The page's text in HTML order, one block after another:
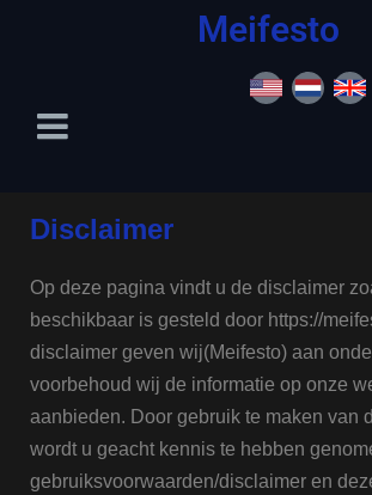
Meifesto
Disclaimer
Op deze pagina vindt u de disclaimer
beschikbaar is gesteld door https://
disclaimer geven wij(Meifesto) aan
voorbehoud wij de informatie op onze
aanbieden. Door gebruik te maken van
wordt u geacht kennis te hebben
gebruiksvoorwaarden/disclaimer en